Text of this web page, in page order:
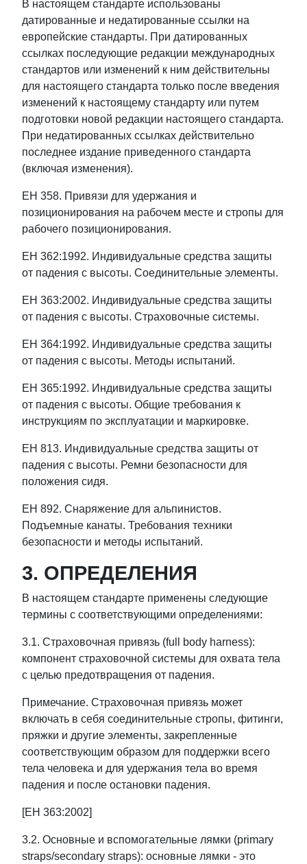
В настоящем стандарте использованы
датированные и недатированные ссылки на
европейские стандарты. При датированных
ссылках последующие редакции международных
стандартов или изменений к ним действительны
для настоящего стандарта только после введения
изменений к настоящему стандарту или путем
подготовки новой редакции настоящего стандарта.
При недатированных ссылках действительно
последнее издание приведенного стандарта
(включая изменения).
ЕН 358. Привязи для удержания и
позиционирования на рабочем месте и стропы для
рабочего позиционирования.
ЕН 362:1992. Индивидуальные средства защиты
от падения с высоты. Соединительные элементы.
ЕН 363:2002. Индивидуальные средства защиты
от падения с высоты. Страховочные системы.
ЕН 364:1992. Индивидуальные средства защиты
от падения с высоты. Методы испытаний.
ЕН 365:1992. Индивидуальные средства защиты
от падения с высоты. Общие требования к
инструкциям по эксплуатации и маркировке.
ЕН 813. Индивидуальные средства защиты от
падения с высоты. Ремни безопасности для
положения сидя.
ЕН 892. Снаряжение для альпинистов.
Подъемные канаты. Требования техники
безопасности и методы испытаний.
3. ОПРЕДЕЛЕНИЯ
В настоящем стандарте применены следующие
термины с соответствующими определениями:
3.1. Страховочная привязь (full body harness):
компонент страховочной системы для охвата тела
с целью предотвращения от падения.
Примечание. Страховочная привязь может
включать в себя соединительные стропы, фитинги,
пряжки и другие элементы, закрепленные
соответствующим образом для поддержки всего
тела человека и для удержания тела во время
падения и после остановки падения.
[ЕН 363:2002]
3.2. Основные и вспомогательные лямки (primary
straps/secondary straps): основные лямки - это